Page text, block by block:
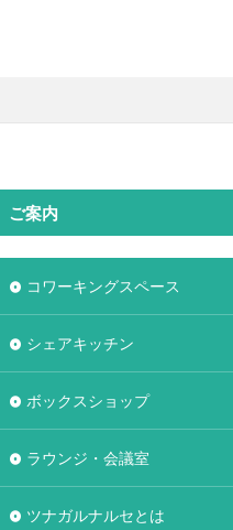
ご案内
コワーキングスペース
シェアキッチン
ボックスショップ
ラウンジ・会議室
ツナガルナルセとは